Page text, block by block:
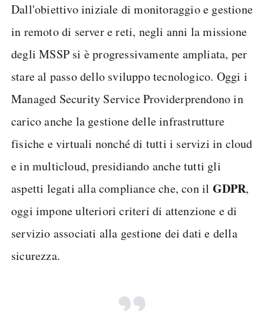
Dall'obiettivo iniziale di monitoraggio e gestione
in remoto di server e reti, negli anni la missione
degli MSSP si è progressivamente ampliata, per
stare al passo dello sviluppo tecnologico. Oggi i
Managed Security Service Providerprendono in
carico anche la gestione delle infrastrutture
fisiche e virtuali nonché di tutti i servizi in cloud
e in multicloud, presidiando anche tutti gli
aspetti legati alla compliance che, con il GDPR,
oggi impone ulteriori criteri di attenzione e di
servizio associati alla gestione dei dati e della
sicurezza.